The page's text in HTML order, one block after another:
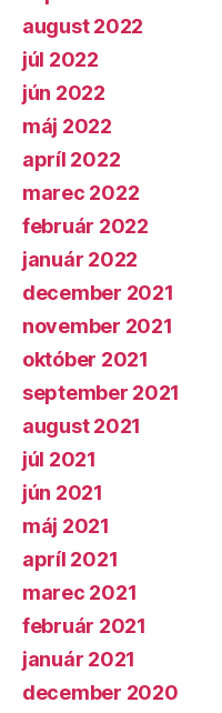
august 2022
júl 2022
jún 2022
máj 2022
apríl 2022
marec 2022
február 2022
január 2022
december 2021
november 2021
október 2021
september 2021
august 2021
júl 2021
jún 2021
máj 2021
apríl 2021
marec 2021
február 2021
január 2021
december 2020